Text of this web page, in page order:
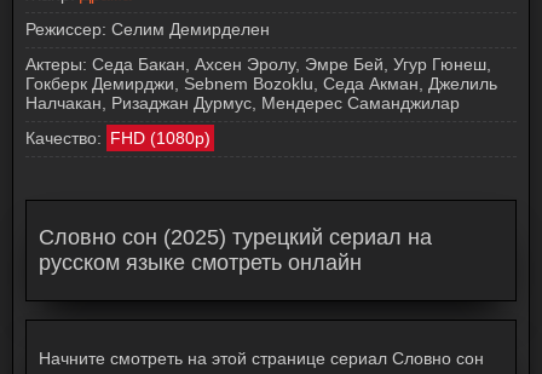
Режиссер: Селим Демирделен
Актеры: Седа Бакан, Ахсен Эролу, Эмре Бей, Угур Гюнеш,
Гокберк Демирджи, Sebnem Bozoklu, Седа Акман, Джелиль
Налчакан, Ризаджан Дурмус, Мендерес Саманджилар
Качество: FHD (1080p)
Словно сон (2025) турецкий сериал на
русском языке смотреть онлайн
Начните смотреть на этой странице сериал Словно сон